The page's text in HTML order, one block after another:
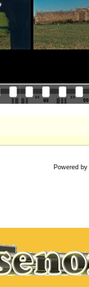
Powered by